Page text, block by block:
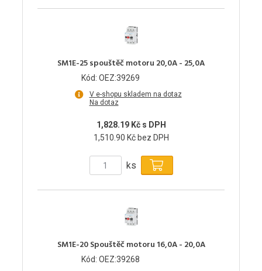
SM1E-25 spouštěč motoru 20,0A - 25,0A
Kód: OEZ:39269
V e-shopu skladem na dotaz
Na dotaz
1,828.19 Kč s DPH
1,510.90 Kč bez DPH
ks
SM1E-20 Spouštěč motoru 16,0A - 20,0A
Kód: OEZ:39268